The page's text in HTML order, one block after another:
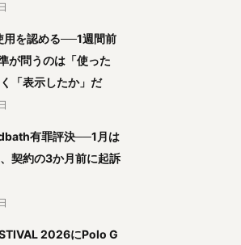
用を認める──1週間前
が問うのは「使った
「表示したか」だ
有罪評決──1月は
契約の3か月前に起訴
2026にPolo G